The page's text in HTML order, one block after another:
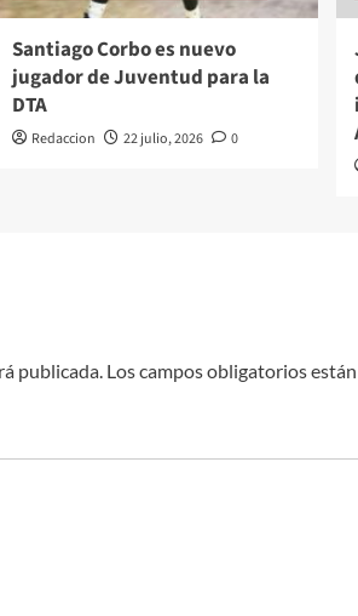
Santiago Corbo es nuevo
jugador de Juventud para la
DTA
Redaccion 22 julio, 2026 0
publicada. Los campos obligatorios